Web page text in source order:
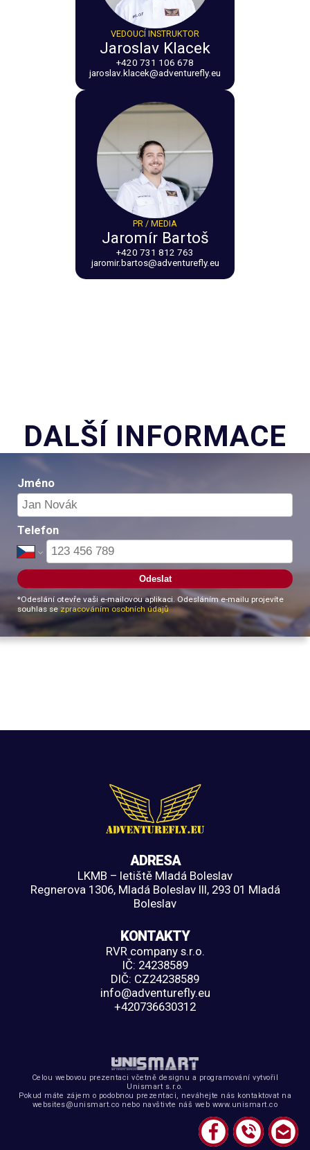
VEDOUCÍ INSTRUKTOR
Jaroslav Klacek
+420 731 106 678
jaroslav.klacek@adventurefly.eu
PR / MEDIA
Jaromír Bartoš
+420 731 812 763
jaromir.bartos@adventurefly.eu
DALŠÍ INFORMACE
Jméno
Telefon
Odeslat
*Odeslání otevře vaši e-mailovou aplikaci. Odesláním e-mailu projevíte
souhlas se zpracováním osobních údajů
ADRESA
LKMB – letiště Mladá Boleslav
Regnerova 1306, Mladá Boleslav III, 293 01 Mladá
Boleslav
KONTAKTY
RVR company s.r.o.
IČ: 24238589
DIČ: CZ24238589
info@adventurefly.eu
+420736630312
Celou webovou prezentaci včetně designu a programování vytvořil
Unismart s.r.o.
Pokud máte zájem o podobnou prezentaci, neváhejte nás kontaktovat na
websites@unismart.co nebo navštivte náš web www.unismart.co